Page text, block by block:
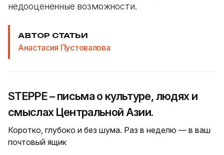
недооцененные возможности.
АВТОР СТАТЬИ
Анастасия Пустовалова
STEPPE – письма о культуре, людях и
смыслах Центральной Азии.
Коротко, глубоко и без шума. Раз в неделю — в ваш
почтовый ящик